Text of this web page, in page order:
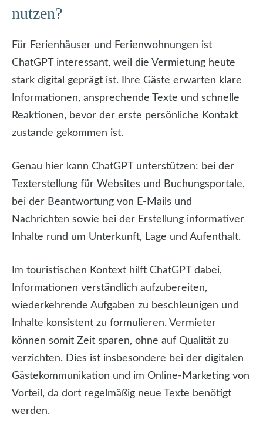
nutzen?
Für Ferienhäuser und Ferienwohnungen ist
ChatGPT interessant, weil die Vermietung heute
stark digital geprägt ist. Ihre Gäste erwarten klare
Informationen, ansprechende Texte und schnelle
Reaktionen, bevor der erste persönliche Kontakt
zustande gekommen ist.
Genau hier kann ChatGPT unterstützen: bei der
Texterstellung für Websites und Buchungsportale,
bei der Beantwortung von E-Mails und
Nachrichten sowie bei der Erstellung informativer
Inhalte rund um Unterkunft, Lage und Aufenthalt.
Im touristischen Kontext hilft ChatGPT dabei,
Informationen verständlich aufzubereiten,
wiederkehrende Aufgaben zu beschleunigen und
Inhalte konsistent zu formulieren. Vermieter
können somit Zeit sparen, ohne auf Qualität zu
verzichten. Dies ist insbesondere bei der digitalen
Gästekommunikation und im Online-Marketing von
Vorteil, da dort regelmäßig neue Texte benötigt
werden.